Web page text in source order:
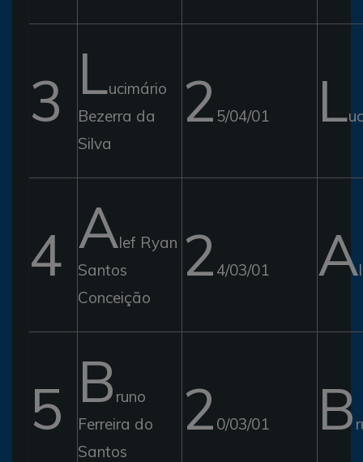
3 Lucimário
Bezerra da
Silva
2 5/04/01 L
4 Alef Ryan
Santos
Conceição
2 4/03/01 A
5 B runo
Ferreira do
Santos
2 0/03/01 B